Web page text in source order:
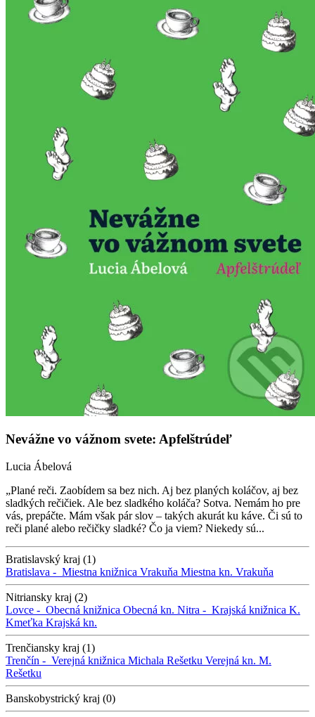
Nevážne vo vážnom svete: Apfelštrúdeľ
Lucia Ábelová
„Plané reči. Zaobídem sa bez nich. Aj bez planých koláčov, aj bez
sladkých rečičiek. Ale bez sladkého koláča? Sotva. Nemám ho pre
vás, prepáčte. Mám však pár slov – takých akurát ku káve. Či sú to
reči plané alebo rečičky sladké? Čo ja viem? Niekedy sú...
Bratislavský kraj (1)
Bratislava - Miestna knižnica Vrakuňa Miestna kn. Vrakuňa
Nitriansky kraj (2)
Lovce - Obecná knižnica Obecná kn. Nitra - Krajská knižnica K.
Kmeťka Krajská kn.
Trenčiansky kraj (1)
Trenčín - Verejná knižnica Michala Rešetku Verejná kn. M.
Rešetku
Banskobystrický kraj (0)